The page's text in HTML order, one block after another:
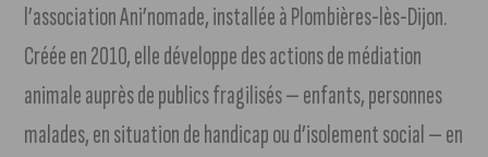
l’association Ani’nomade, installée à Plombières-lès-Dijon.
Créée en 2010, elle développe des actions de médiation
animale auprès de publics fragilisés — enfants, personnes
malades, en situation de handicap ou d’isolement social — en